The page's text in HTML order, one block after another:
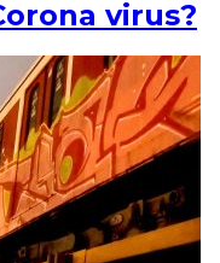
virus?